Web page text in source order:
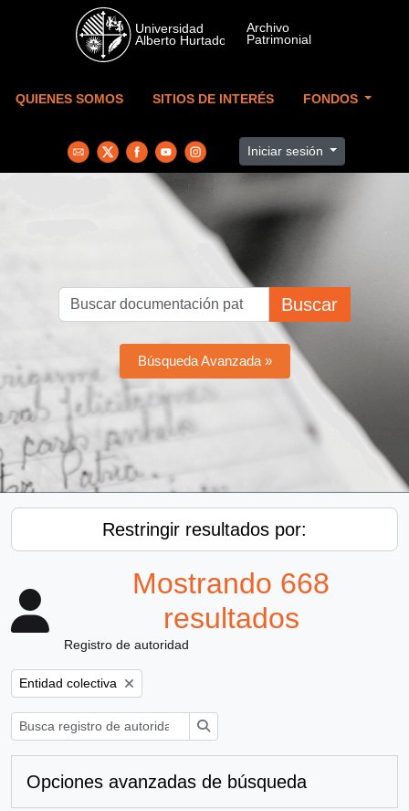
Skip to main content
QUIENES SOMOS SITIOS DE INTERÉS FONDOS
Iniciar sesión
Buscar
Búsqueda Avanzada »
Restringir resultados por:
Mostrando 668
resultados
Registro de autoridad
Remove filter:
Entidad colectiva
Opciones avanzadas de búsqueda